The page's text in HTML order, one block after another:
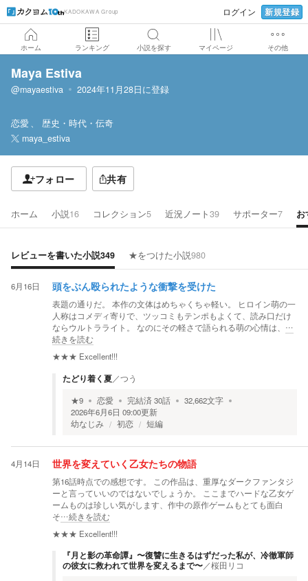
KADOKAWA Group ログイン 新規登録
ホーム ランキング 小説を探す マイページ その他
Maya Estiva
@mayaestiva 2024年11月28日に登録
恋愛
歴史・時代・伝奇
maya_estiva
フォロー 共有
ホーム 小説16 コレクション5 近況ノート39 サポーター7 お
レビューを書いた小説349 ★をつけた小説980
6月16日 頭をぶん殴られたような衝撃を受けた
表題の通りだ。 本作の文体はめちゃくちゃ軽い。 ヒロイン萌の一
人称はコメディ寄りで、ツッコミもテンポもよくて、読み口だけ
ならウルトラライト。 なのにその軽さで語られる萌の心情は、 …
続きを読む
★★★ Excellent!!!
たどり着く夏／つう
★9 恋愛 完結済30話 32,662文字
2026年6月6日 09:00更新
幼なじみ
初恋 短編
4月14日 世界を変えていく乙女たちの物語
第16話時点での感想です。 この作品は、重厚なダークファンタジ
ーと言っていいのではないでしょうか。 ここまでハードな乙女ゲ
ームものは珍しい気がします、作中の原作ゲームもとても面白
そ…続きを読む
★★★ Excellent!!!
『月と影の革命譚』〜復讐に生きるはずだった私が、冷徹軍師
の彼女に救われて世界を変えるまで〜／桜田リコ